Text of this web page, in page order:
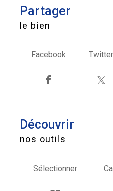
partager
le bien
Facebook Twitter
découvrir
nos outils
Sélectionner